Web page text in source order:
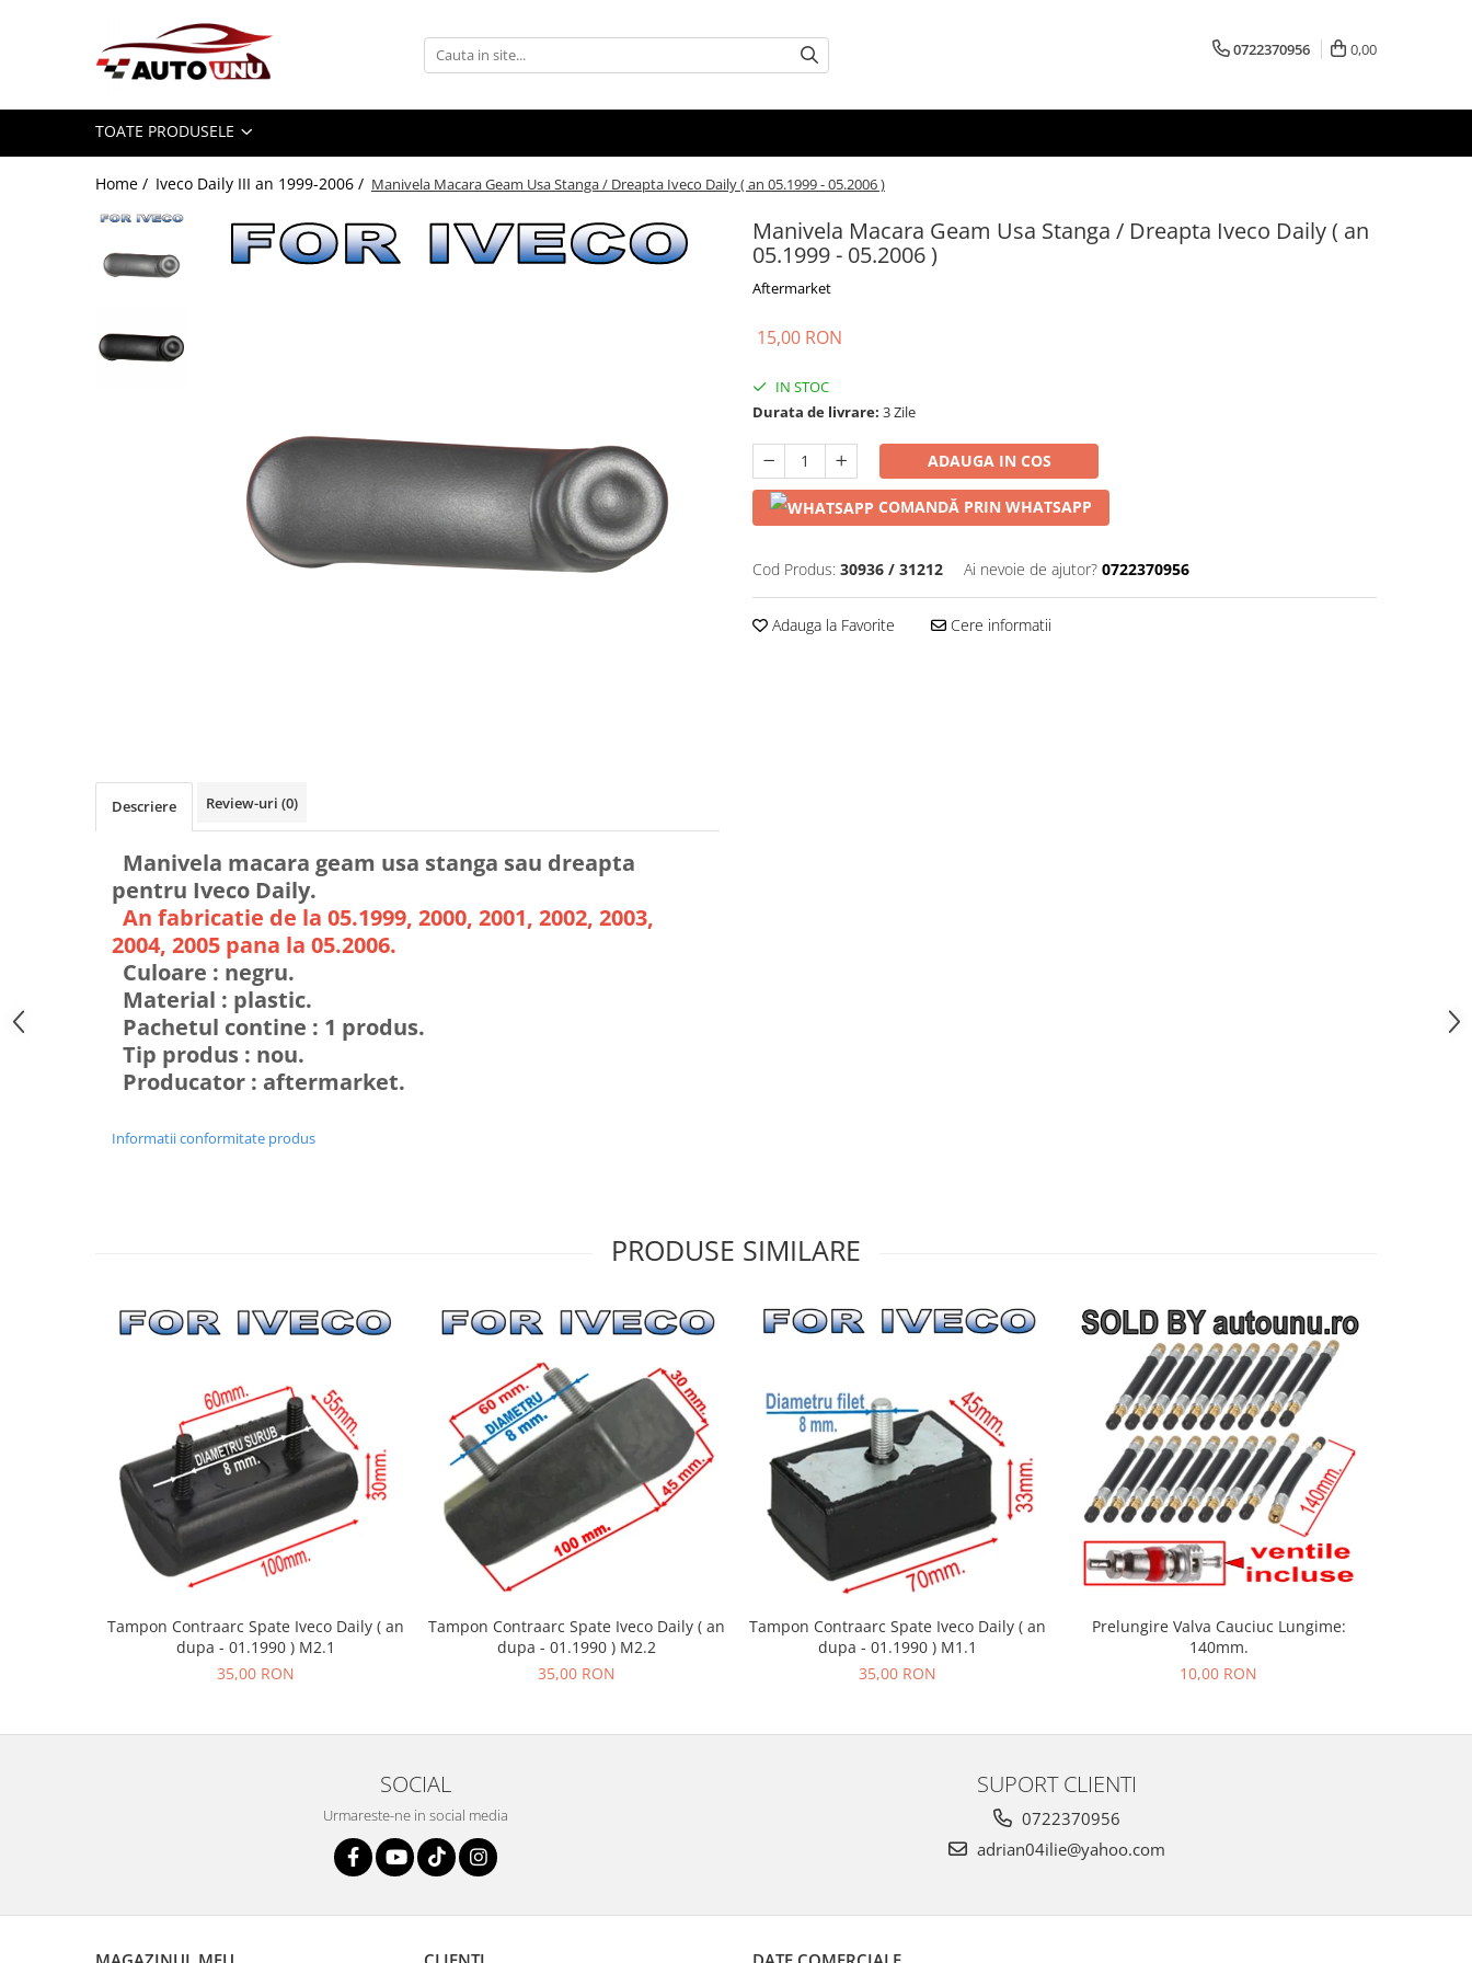
Toate Produsele
Iveco Daily IV an 2006-2011
0722370956 0,00
TOATE PRODUSELE
Home / Iveco Daily III an 1999-2006 / Manivela Macara Geam Usa Stanga / Dreapta Iveco Daily ( an 05.1999 - 05.2006 )
Manivela Macara Geam Usa Stanga / Dreapta Iveco Daily ( an
05.1999 - 05.2006 )
Aftermarket
15,00 RON
IN STOC
Durata de livrare: 3 Zile
ADAUGA IN COS
COMANDĂ PRIN WHATSAPP
Cod Produs: 30936 / 31212 Ai nevoie de ajutor? 0722370956
Adauga la Favorite Cere informatii
Descriere Review-uri (0)
Manivela macara geam usa stanga sau dreapta
pentru Iveco Daily.
An fabricatie de la 05.1999, 2000, 2001, 2002, 2003,
2004, 2005 pana la 05.2006.
Culoare : negru.
Material : plastic.
Pachetul contine : 1 produs.
Tip produs : nou.
Producator : aftermarket.
Informatii conformitate produs
PRODUSE SIMILARE
Tampon Contraarc Spate Iveco Daily ( an
dupa - 01.1990 ) M2.1
35,00 RON
Tampon Contraarc Spate Iveco Daily ( an
dupa - 01.1990 ) M2.2
35,00 RON
Tampon Contraarc Spate Iveco Daily ( an
dupa - 01.1990 ) M1.1
35,00 RON
Prelungire Valva Cauciuc Lungime:
140mm.
10,00 RON
SOCIAL
Urmareste-ne in social media
SUPORT CLIENTI
0722370956
adrian04ilie@yahoo.com